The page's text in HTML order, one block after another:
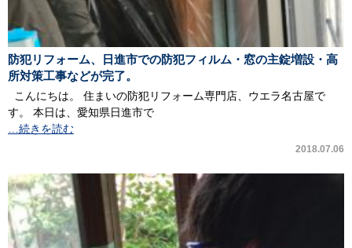
防犯リフォーム、日進市での防犯フィルム・窓の主錠増設・高
所対策工事などが完了。
こんにちは。 住まいの防犯リフォーム専門店、ウエラ名古屋で
す。 本日は、愛知県日進市で
…続きを読む
2018.07.06